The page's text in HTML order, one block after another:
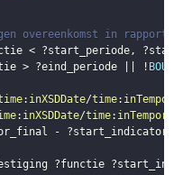
overeenkomst in
< ?start_periode,
> ?eind_periode || ! BOUND
: inXSDDate/time:
: inXSDDate/time:
-
?functie